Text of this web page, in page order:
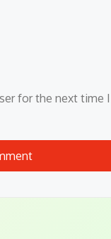
for the next time